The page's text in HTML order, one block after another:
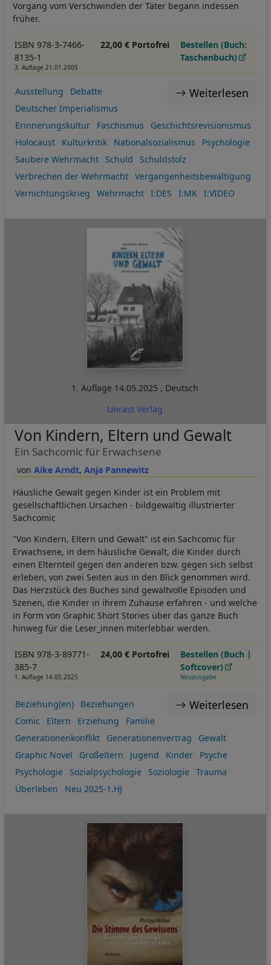
Vorgang vom Verschwinden der Täter begann indessen
früher.
ISBN 978-3-7466-
8135-1
3. Auflage 21.01.2005
22,00 € Portofrei
Bestellen (Buch:
Taschenbuch)
Weiterlesen
Ausstellung
Debatte
Deutscher Imperialismus
Erinnerungskultur
Faschismus
Geschichtsrevisionismus
Holocaust
Kulturkritik Nationalsozialismus
Psychologie
Saubere Wehrmacht
Schuld
Schuldstolz
Verbrechen der Wehrmacht
Vergangenheitsbewältigung
Vernichtungskrieg
Wehrmacht I:DES I:MK I:VIDEO
1. Auflage 14.05.2025 , Deutsch
Unrast Verlag
Aike Arndt Anja Pannewitz
Von Kindern, Eltern und Gewalt
Ein Sachcomic für Erwachsene
Häusliche Gewalt gegen Kinder ist ein Problem mit
gesellschaftlichen Ursachen - bildgewaltig illustrierter
Sachcomic
"Von Kindern, Eltern und Gewalt" ist ein Sachcomic für
Erwachsene, in dem häusliche Gewalt, die Kinder durch
einen Elternteil gegen den anderen bzw. gegen sich selbst
erleben, von zwei Seiten aus in den Blick genommen wird.
Das Herzstück des Buches sind gewaltvolle Episoden und
Szenen, die Kinder in ihrem Zuhause erfahren - und welche
in Form von Graphic Short Stories über das ganze Buch
hinweg für die Leser_innen miterlebbar werden.
ISBN 978-3-89771-
385-7
1. Auflage 14.05.2025
24,00 € Portofrei
Bestellen (Buch |
Softcover)
Neuausgabe
Weiterlesen
Beziehung(en)
Beziehungen
Comic
Eltern Erziehung
Familie
Generationenkonflikt
Generationenvertrag
Gewalt
Graphic Novel
Großeltern Jugend Kinder
Psyche
Psychologie
Sozialpsychologie Soziologie
Trauma
Überleben
Neu 2025-1.HJ